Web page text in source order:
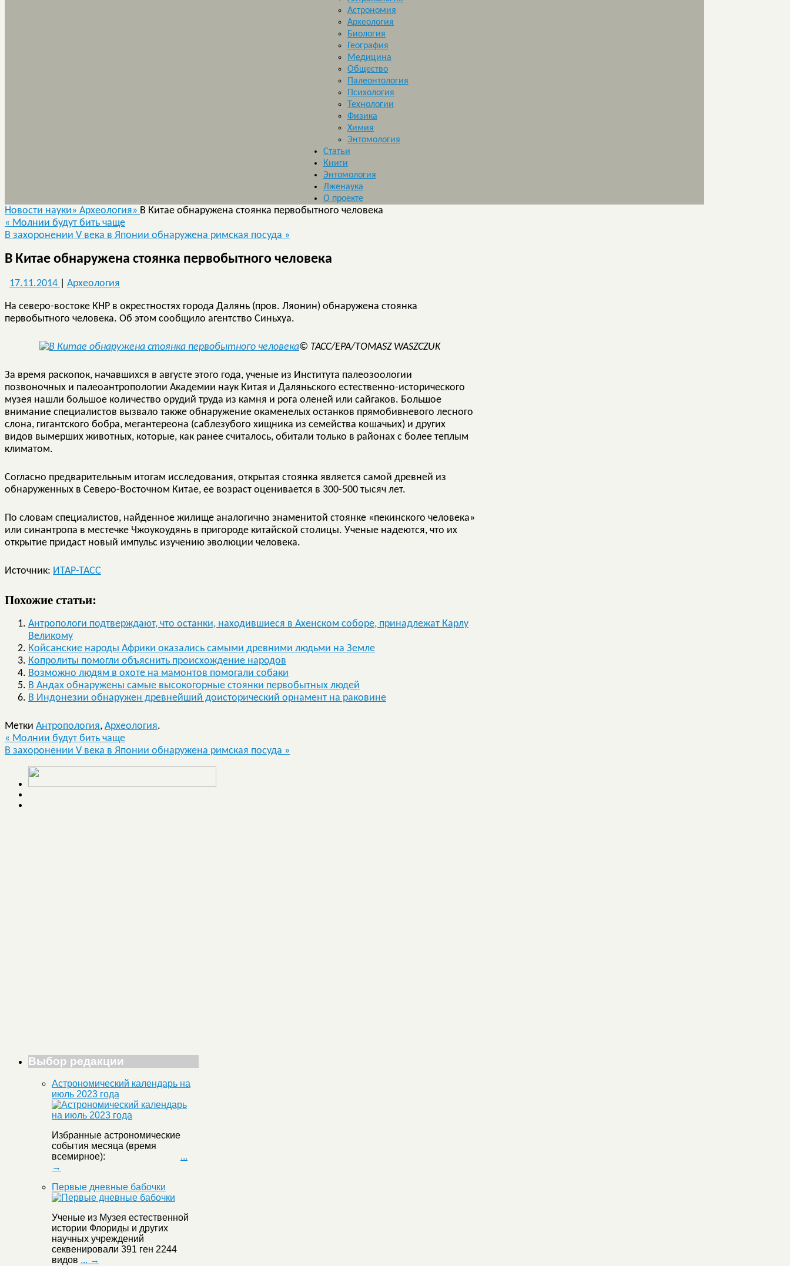
Астрономия
Археология
Биология
География
Медицина
Общество
Палеонтология
Психология
Технологии
Физика
Химия
Энтомология
Статьи
Книги
Энтомология
Лженаука
О проекте
Новости науки» Археология» В Китае обнаружена стоянка первобытного человека
« Молнии будут бить чаще
В захоронении V века в Японии обнаружена римская посуда »
В Китае обнаружена стоянка первобытного человека
17.11.2014 Археология
На северо-востоке КНР в окрестностях города Далянь (пров. Ляонин) обнаружена стоянка
первобытного человека. Об этом сообщило агентство Синьхуа.
© ТАСС/EPA/TOMASZ WASZCZUK
За время раскопок, начавшихся в августе этого года, ученые из Института палеозоологии
позвоночных и палеоантропологии Академии наук Китая и Даляньского естественно-исторического
музея нашли большое количество орудий труда из камня и рога оленей или сайгаков. Большое
внимание специалистов вызвало также обнаружение окаменелых останков прямобивневого лесного
слона, гигантского бобра, мегантереона (саблезубого хищника из семейства кошачьих) и других
видов вымерших животных, которые, как ранее считалось, обитали только в районах с более теплым
климатом.
Согласно предварительным итогам исследования, открытая стоянка является самой древней из
обнаруженных в Северо-Восточном Китае, ее возраст оценивается в 300-500 тысяч лет.
По словам специалистов, найденное жилище аналогично знаменитой стоянке «пекинского человека»
или синантропа в местечке Чжоукоудянь в пригороде китайской столицы. Ученые надеются, что их
открытие придаст новый импульс изучению эволюции человека.
Источник: ИТАР-ТАСС
Похожие статьи:
Антропологи подтверждают, что останки, находившиеся в Ахенском соборе, принадлежат Карлу
Великому
Койсанские народы Африки оказались самыми древними людьми на Земле
Копролиты помогли объяснить происхождение народов
Возможно людям в охоте на мамонтов помогали собаки
В Андах обнаружены самые высокогорные стоянки первобытных людей
В Индонезии обнаружен древнейший доисторический орнамент на раковине
Метки Антропология, Археология.
« Молнии будут бить чаще
В захоронении V века в Японии обнаружена римская посуда »
Выбор редакции
Астрономический календарь на
июль 2023 года
Избранные астрономические
события месяца (время
всемирное): ...
→
Первые дневные бабочки
Ученые из Музея естественной
истории Флориды и других
научных учреждений
секвенировали 391 ген 2244
видов ... →